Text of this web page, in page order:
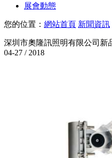
展會動態
您的位置： 網站首頁 新聞資訊
深圳市奧隆訊照明有限公司新
04-27 / 2018